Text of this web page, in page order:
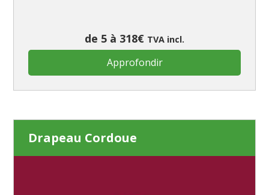
de 5 à 318€ TVA incl.
Approfondir
Drapeau Cordoue